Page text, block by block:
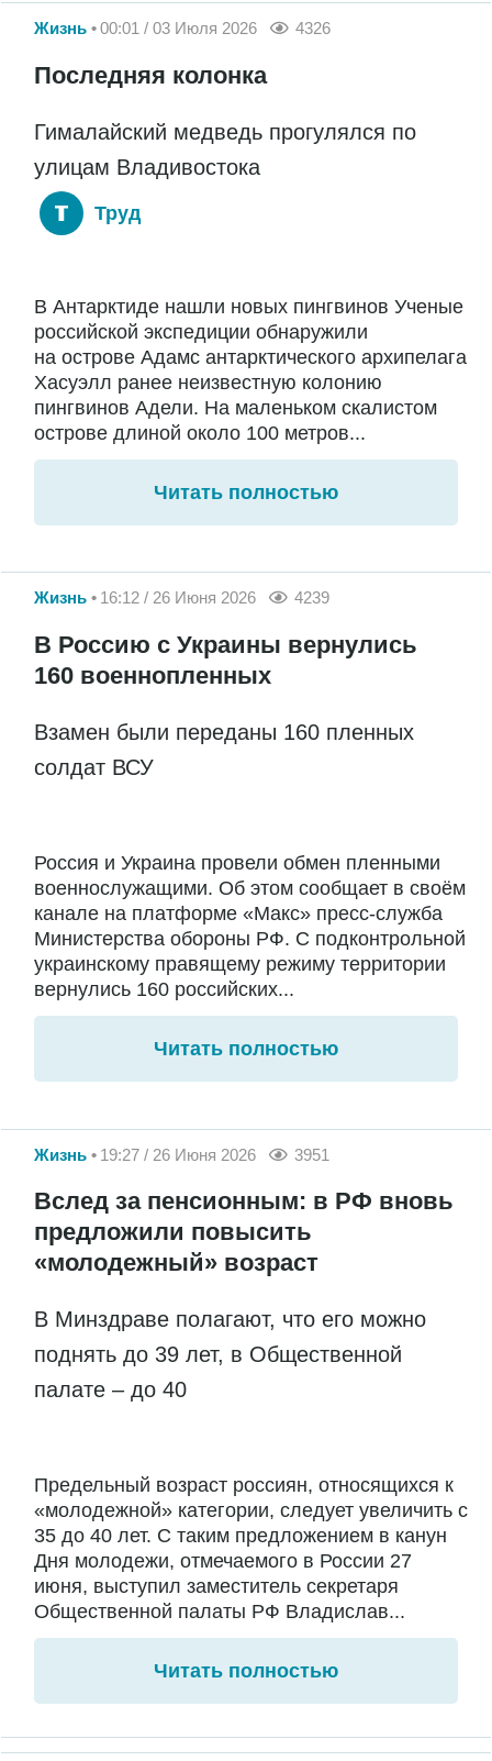
Жизнь 00:01 / 03 Июля 2026 4326
Последняя колонка
Гималайский медведь прогулялся по
улицам Владивостока
Труд
В Антарктиде нашли новых пингвинов Ученые
российской экспедиции обнаружили
на острове Адамс антарктического архипелага
Хасуэлл ранее неизвестную колонию
пингвинов Адели. На маленьком скалистом
острове длиной около 100 метров...
Читать полностью
Жизнь 16:12 / 26 Июня 2026 4239
В Россию с Украины вернулись
160 военнопленных
Взамен были переданы 160 пленных
солдат ВСУ
Россия и Украина провели обмен пленными
военнослужащими. Об этом сообщает в своём
канале на платформе «Макс» пресс-служба
Министерства обороны РФ. С подконтрольной
украинскому правящему режиму территории
вернулись 160 российских...
Читать полностью
Жизнь 19:27 / 26 Июня 2026 3951
Вслед за пенсионным: в РФ вновь
предложили повысить
«молодежный» возраст
В Минздраве полагают, что его можно
поднять до 39 лет, в Общественной
палате – до 40
Предельный возраст россиян, относящихся к
«молодежной» категории, следует увеличить с
35 до 40 лет. С таким предложением в канун
Дня молодежи, отмечаемого в России 27
июня, выступил заместитель секретаря
Общественной палаты РФ Владислав...
Читать полностью